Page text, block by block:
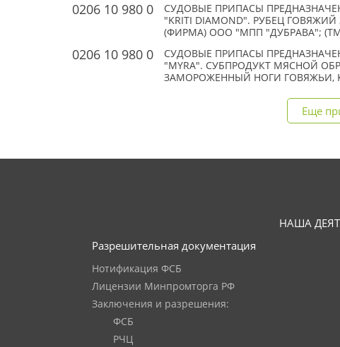
0206 10 980 0
СУДОВЫЕ ПРИПАСЫ
"KRITI DIAMOND". РУБЕЦ
(ФИРМА) ООО "МПП "ДУБРАВА";
0206 10 980 0
СУДОВЫЕ ПРИПАСЫ
"MYRA". СУБПРОДУКТ МЯСНОЙ
ЗАМОРОЖЕННЫЙ НОГИ ГОВЯЖЬИ,
Еще
НАША
Разрешительная документация
Нотификация ФСБ
Лицензии Минпромторга РФ
Заключения и разрешения:
ФСБ
РЧЦ